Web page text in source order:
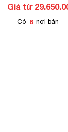
FDT70VHS/
Giá từ
Có 6 nơi bán